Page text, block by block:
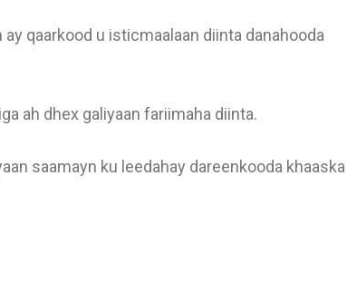
qaarkood u isticmaalaan diinta danahooda
ah dhex galiyaan fariimaha diinta.
saamayn ku leedahay dareenkooda khaaska